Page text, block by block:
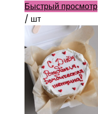
Быстрый просмотр
/ шт